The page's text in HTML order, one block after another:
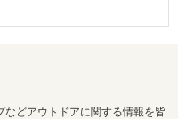
などアウトドアに関する情報を皆